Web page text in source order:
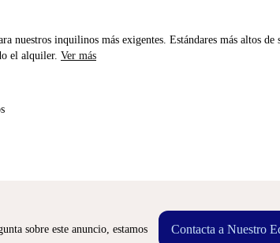
nuestros inquilinos más exigentes. Estándares más altos de
el alquiler. Ver más
sobre este anuncio, estamos
Contacta a Nuestro